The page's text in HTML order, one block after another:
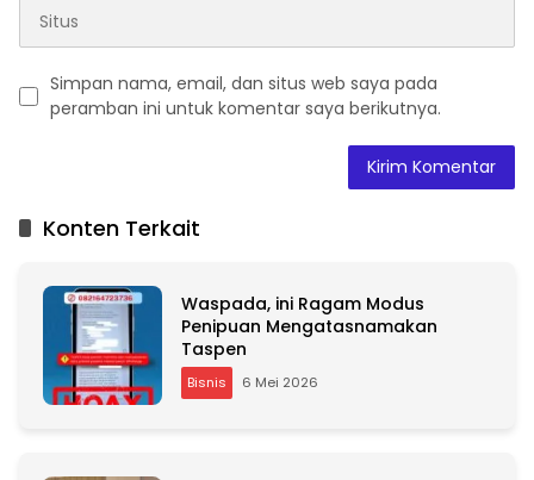
Simpan nama, email, dan situs web saya pada
peramban ini untuk komentar saya berikutnya.
e Konten Terkait
Waspada, ini Ragam Modus
Penipuan Mengatasnamakan
Taspen
Bisnis 6 Mei 2026